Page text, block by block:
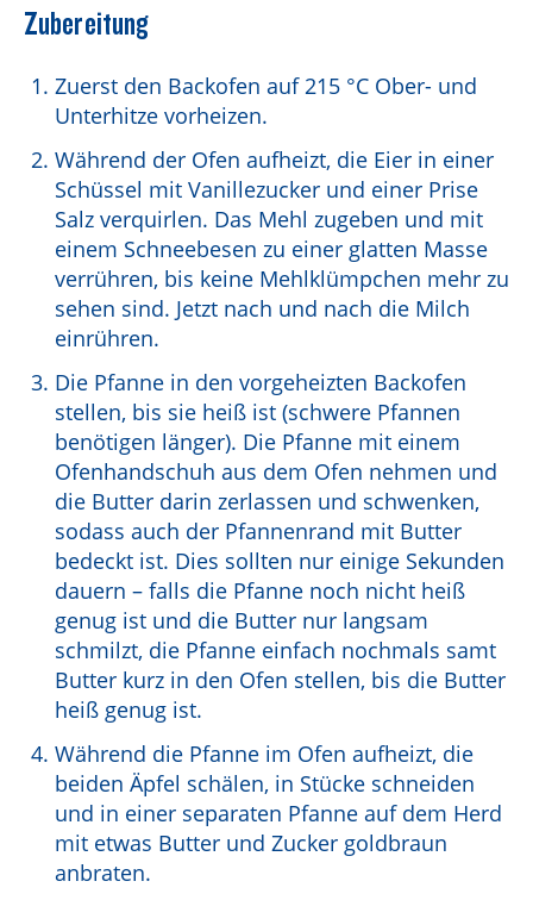
Zubereitung
Zuerst den Backofen auf 215 °C Ober- und
Unterhitze vorheizen.
Während der Ofen aufheizt, die Eier in einer
Schüssel mit Vanillezucker und einer Prise
Salz verquirlen. Das Mehl zugeben und mit
einem Schneebesen zu einer glatten Masse
verrühren, bis keine Mehlklümpchen mehr zu
sehen sind. Jetzt nach und nach die Milch
einrühren.
Die Pfanne in den vorgeheizten Backofen
stellen, bis sie heiß ist (schwere Pfannen
benötigen länger). Die Pfanne mit einem
Ofenhandschuh aus dem Ofen nehmen und
die Butter darin zerlassen und schwenken,
sodass auch der Pfannenrand mit Butter
bedeckt ist. Dies sollten nur einige Sekunden
dauern – falls die Pfanne noch nicht heiß
genug ist und die Butter nur langsam
schmilzt, die Pfanne einfach nochmals samt
Butter kurz in den Ofen stellen, bis die Butter
heiß genug ist.
Während die Pfanne im Ofen aufheizt, die
beiden Äpfel schälen, in Stücke schneiden
und in einer separaten Pfanne auf dem Herd
mit etwas Butter und Zucker goldbraun
anbraten.